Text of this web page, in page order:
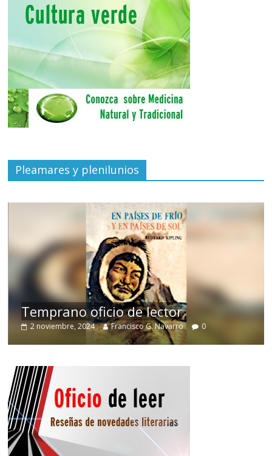
Pleamares y plenilunios
Temprano oficio de lector
2 noviembre, 2024 Francisco G. Navarro 0